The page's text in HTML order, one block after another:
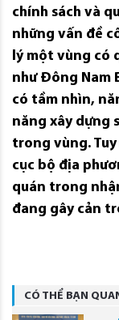
chính sách và
những vấn đề
lý một vùng có
như Đông Nam
có tầm nhìn,
năng xây dựng
trong vùng.
cục bộ địa
quán trong
đang gây cản
CÓ THỂ BẠN